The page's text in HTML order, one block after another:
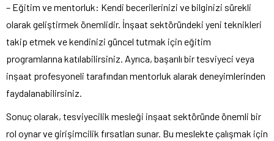
– Eğitim ve mentorluk: Kendi becerilerinizi ve bilginizi sürekli
olarak geliştirmek önemlidir. İnşaat sektöründeki yeni teknikleri
takip etmek ve kendinizi güncel tutmak için eğitim
programlarına katılabilirsiniz. Ayrıca, başarılı bir tesviyeci veya
inşaat profesyoneli tarafından mentorluk alarak deneyimlerinden
faydalanabilirsiniz.
Sonuç olarak, tesviyecilik mesleği inşaat sektöründe önemli bir
rol oynar ve girişimcilik fırsatları sunar. Bu meslekte çalışmak için